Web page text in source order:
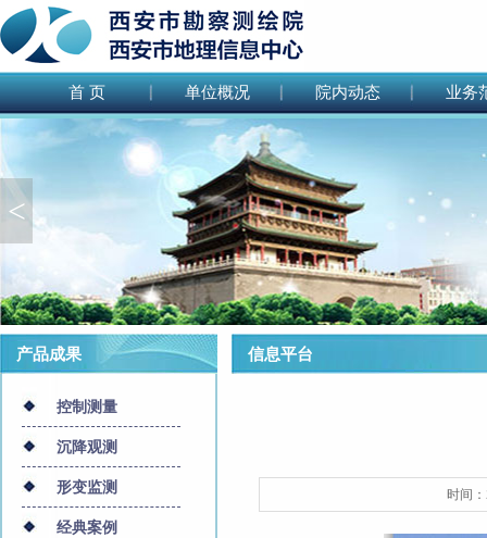
首 页 单位概况 院内动态 业务
<
产品成果
控制测量
沉降观测
形变监测
经典案例
信息平台
时间：